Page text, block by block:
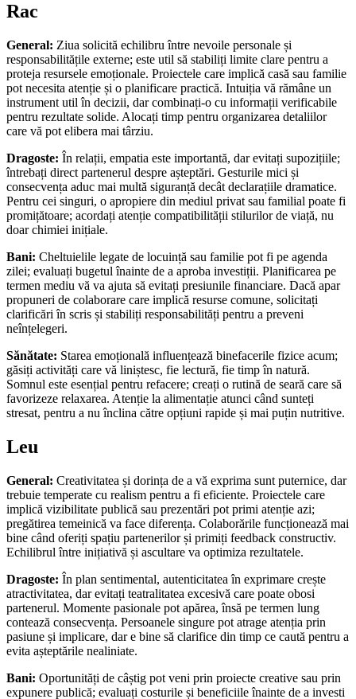
Rac
General: Ziua solicită echilibru între nevoile personale și
responsabilitățile externe; este util să stabiliți limite clare pentru a
proteja resursele emoționale. Proiectele care implică casă sau familie
pot necesita atenție și o planificare practică. Intuiția vă rămâne un
instrument util în decizii, dar combinați-o cu informații verificabile
pentru rezultate solide. Alocați timp pentru organizarea detaliilor
care vă pot elibera mai târziu.
Dragoste: În relații, empatia este importantă, dar evitați supozițiile;
întrebați direct partenerul despre așteptări. Gesturile mici și
consecvența aduc mai multă siguranță decât declarațiile dramatice.
Pentru cei singuri, o apropiere din mediul privat sau familial poate fi
promițătoare; acordați atenție compatibilității stilurilor de viață, nu
doar chimiei inițiale.
Bani: Cheltuielile legate de locuință sau familie pot fi pe agenda
zilei; evaluați bugetul înainte de a aproba investiții. Planificarea pe
termen mediu vă va ajuta să evitați presiunile financiare. Dacă apar
propuneri de colaborare care implică resurse comune, solicitați
clarificări în scris și stabiliți responsabilități pentru a preveni
neînțelegeri.
Sănătate: Starea emoțională influențează binefacerile fizice acum;
găsiți activități care vă liniștesc, fie lectură, fie timp în natură.
Somnul este esențial pentru refacere; creați o rutină de seară care să
favorizeze relaxarea. Atenție la alimentație atunci când sunteți
stresat, pentru a nu înclina către opțiuni rapide și mai puțin nutritive.
Leu
General: Creativitatea și dorința de a vă exprima sunt puternice, dar
trebuie temperate cu realism pentru a fi eficiente. Proiectele care
implică vizibilitate publică sau prezentări pot primi atenție azi;
pregătirea temeinică va face diferența. Colaborările funcționează mai
bine când oferiți spațiu partenerilor și primiți feedback constructiv.
Echilibrul între inițiativă și ascultare va optimiza rezultatele.
Dragoste: În plan sentimental, autenticitatea în exprimare crește
atractivitatea, dar evitați teatralitatea excesivă care poate obosi
partenerul. Momente pasionale pot apărea, însă pe termen lung
contează consecvența. Persoanele singure pot atrage atenția prin
pasiune și implicare, dar e bine să clarifice din timp ce caută pentru a
evita așteptările nealiniate.
Bani: Oportunități de câștig pot veni prin proiecte creative sau prin
expunere publică; evaluați costurile și beneficiile înainte de a investi